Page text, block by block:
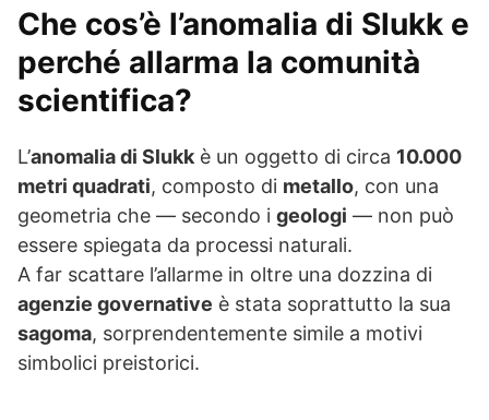
Che cos’è l’anomalia di Slukk e
perché allarma la comunità
scientifica?
L’anomalia di Slukk è un oggetto di circa 10.000
metri quadrati, composto di metallo, con una
geometria che — secondo i geologi — non può
essere spiegata da processi naturali.
A far scattare l’allarme in oltre una dozzina di
agenzie governative è stata soprattutto la sua
sagoma, sorprendentemente simile a motivi
simbolici preistorici.